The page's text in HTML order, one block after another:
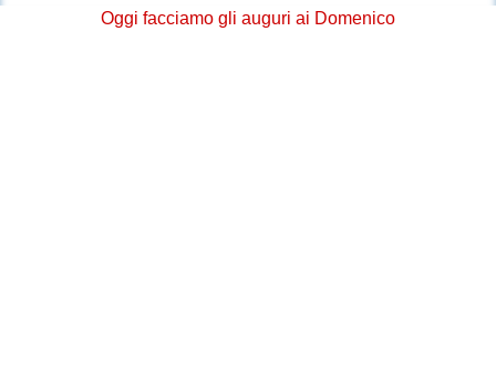
Oggi facciamo gli auguri ai Domenico